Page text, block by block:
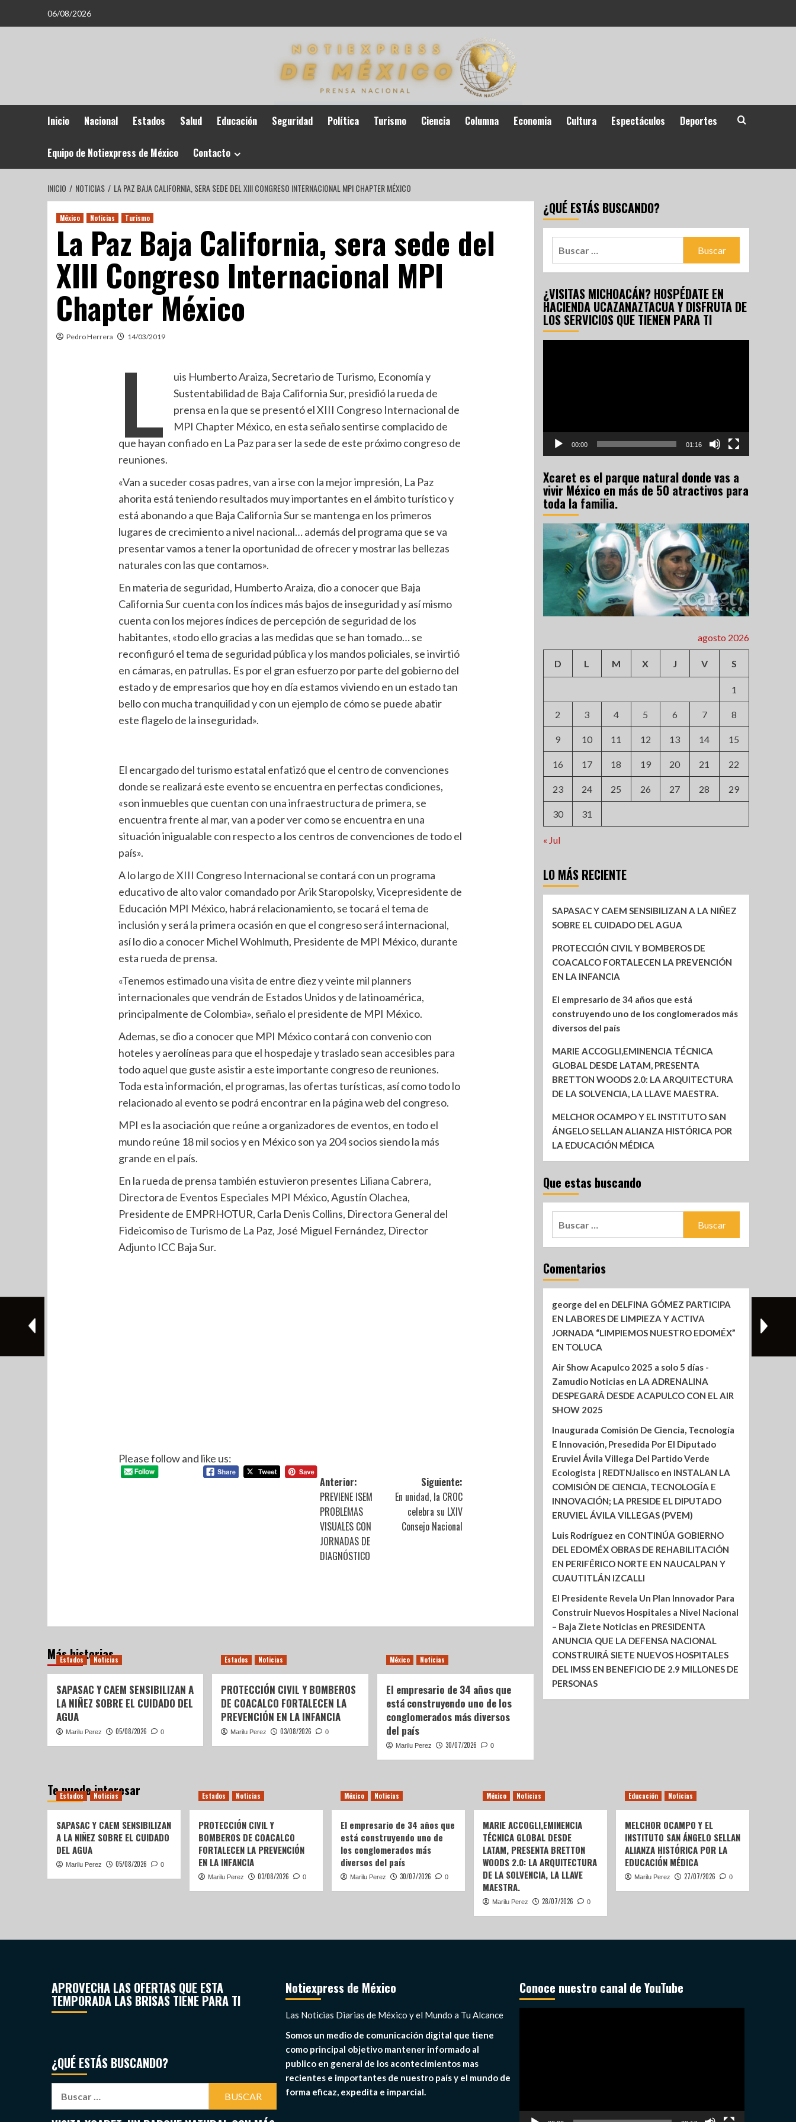
06/08/2026
Inicio Nacional Estados Salud Educación Seguridad Política Turismo Ciencia Columna Economia Cultura Espectáculos Deportes
Equipo de Notiexpress de México Contacto
INICIO NOTICIAS LA PAZ BAJA CALIFORNIA, SERA SEDE DEL XIII CONGRESO INTERNACIONAL MPI CHAPTER MÉXICO
México Noticias Turismo
La Paz Baja California, sera sede del
XIII Congreso Internacional MPI
Chapter México
Pedro Herrera 14/03/2019
L
uis Humberto Araiza, Secretario de Turismo, Economía y
Sustentabilidad de Baja California Sur, presidió la rueda de
prensa en la que se presentó el XIII Congreso Internacional de
MPI Chapter México, en esta señalo sentirse complacido de
que hayan confiado en La Paz para ser la sede de este próximo congreso de
reuniones.
«Van a suceder cosas padres, van a irse con la mejor impresión, La Paz
ahorita está teniendo resultados muy importantes en el ámbito turístico y
está abonando a que Baja California Sur se mantenga en los primeros
lugares de crecimiento a nivel nacional… además del programa que se va
presentar vamos a tener la oportunidad de ofrecer y mostrar las bellezas
naturales con las que contamos».
En materia de seguridad, Humberto Araiza, dio a conocer que Baja
California Sur cuenta con los índices más bajos de inseguridad y así mismo
cuenta con los mejores índices de percepción de seguridad de los
habitantes, «todo ello gracias a las medidas que se han tomado… se
reconfiguró el tema de seguridad pública y los mandos policiales, se invirtió
en cámaras, en patrullas. Es por el gran esfuerzo por parte del gobierno del
estado y de empresarios que hoy en día estamos viviendo en un estado tan
bello con mucha tranquilidad y con un ejemplo de cómo se puede abatir
este flagelo de la inseguridad».
El encargado del turismo estatal enfatizó que el centro de convenciones
donde se realizará este evento se encuentra en perfectas condiciones,
«son inmuebles que cuentan con una infraestructura de primera, se
encuentra frente al mar, van a poder ver como se encuentra en una
situación inigualable con respecto a los centros de convenciones de todo el
país».
A lo largo de XIII Congreso Internacional se contará con un programa
educativo de alto valor comandado por Arik Staropolsky, Vicepresidente de
Educación MPI México, habrá relacionamiento, se tocará el tema de
inclusión y será la primera ocasión en que el congreso será internacional,
así lo dio a conocer Michel Wohlmuth, Presidente de MPI México, durante
esta rueda de prensa.
«Tenemos estimado una visita de entre diez y veinte mil planners
internacionales que vendrán de Estados Unidos y de latinoamérica,
principalmente de Colombia», señalo el presidente de MPI México.
Ademas, se dio a conocer que MPI México contará con convenio con
hoteles y aerolíneas para que el hospedaje y traslado sean accesibles para
todo aquel que guste asistir a este importante congreso de reuniones.
Toda esta información, el programas, las ofertas turísticas, así como todo lo
relacionado al evento se podrá encontrar en la página web del congreso.
MPI es la asociación que reúne a organizadores de eventos, en todo el
mundo reúne 18 mil socios y en México son ya 204 socios siendo la más
grande en el país.
En la rueda de prensa también estuvieron presentes Liliana Cabrera,
Directora de Eventos Especiales MPI México, Agustín Olachea,
Presidente de EMPRHOTUR, Carla Denis Collins, Directora General del
Fideicomiso de Turismo de La Paz, José Miguel Fernández, Director
Adjunto ICC Baja Sur.
Please follow and like us:
Anterior:
PREVIENE ISEM
PROBLEMAS
VISUALES CON
JORNADAS DE
DIAGNÓSTICO
Siguiente:
En unidad, la CROC
celebra su LXIV
Consejo Nacional
Más historias
Estados Noticias
SAPASAC Y CAEM SENSIBILIZAN A
LA NIÑEZ SOBRE EL CUIDADO DEL
AGUA
Marilu Perez 05/08/2026 0
Estados Noticias
PROTECCIÓN CIVIL Y BOMBEROS
DE COACALCO FORTALECEN LA
PREVENCIÓN EN LA INFANCIA
Marilu Perez 03/08/2026 0
México Noticias
El empresario de 34 años que
está construyendo uno de los
conglomerados más diversos
del país
Marilu Perez 30/07/2026 0
¿QUÉ ESTÁS BUSCANDO?
¿VISITAS MICHOACÁN? HOSPÉDATE EN
HACIENDA UCAZANAZTACUA Y DISFRUTA DE
LOS SERVICIOS QUE TIENEN PARA TI
00:00 01:16
Xcaret es el parque natural donde vas a
vivir México en más de 50 atractivos para
toda la familia.
agosto 2026
D L M X J V S
1
2 3 4 5 6 7 8
9 10 11 12 13 14 15
16 17 18 19 20 21 22
23 24 25 26 27 28 29
30 31
« Jul
LO MÁS RECIENTE
SAPASAC Y CAEM SENSIBILIZAN A LA NIÑEZ
SOBRE EL CUIDADO DEL AGUA
PROTECCIÓN CIVIL Y BOMBEROS DE
COACALCO FORTALECEN LA PREVENCIÓN
EN LA INFANCIA
El empresario de 34 años que está
construyendo uno de los conglomerados más
diversos del país
MARIE ACCOGLI,EMINENCIA TÉCNICA
GLOBAL DESDE LATAM, PRESENTA
BRETTON WOODS 2.0: LA ARQUITECTURA
DE LA SOLVENCIA, LA LLAVE MAESTRA.
MELCHOR OCAMPO Y EL INSTITUTO SAN
ÁNGELO SELLAN ALIANZA HISTÓRICA POR
LA EDUCACIÓN MÉDICA
Que estas buscando
Comentarios
george del en DELFINA GÓMEZ PARTICIPA
EN LABORES DE LIMPIEZA Y ACTIVA
JORNADA “LIMPIEMOS NUESTRO EDOMÉX”
EN TOLUCA
Air Show Acapulco 2025 a solo 5 días -
Zamudio Noticiasen LA ADRENALINA
DESPEGARÁ DESDE ACAPULCO CON EL AIR
SHOW 2025
Inaugurada Comisión De Ciencia, Tecnología
E Innovación, Presedida Por El Diputado
Eruviel Ávila Villega Del Partido Verde
Ecologista | REDTNJaliscoen INSTALAN LA
COMISIÓN DE CIENCIA, TECNOLOGÍA E
INNOVACIÓN; LA PRESIDE EL DIPUTADO
ERUVIEL ÁVILA VILLEGAS (PVEM)
Luis Rodríguez en CONTINÚA GOBIERNO
DEL EDOMÉX OBRAS DE REHABILITACIÓN
EN PERIFÉRICO NORTE EN NAUCALPAN Y
CUAUTITLÁN IZCALLI
El Presidente Revela Un Plan Innovador Para
Construir Nuevos Hospitales a Nivel Nacional
– Baja Ziete Noticiasen PRESIDENTA
ANUNCIA QUE LA DEFENSA NACIONAL
CONSTRUIRÁ SIETE NUEVOS HOSPITALES
DEL IMSS EN BENEFICIO DE 2.9 MILLONES DE
PERSONAS
Te puede interesar
Estados Noticias
SAPASAC Y CAEM SENSIBILIZAN
A LA NIÑEZ SOBRE EL CUIDADO
DEL AGUA
Marilu Perez 05/08/2026 0
Estados Noticias
PROTECCIÓN CIVIL Y
BOMBEROS DE COACALCO
FORTALECEN LA PREVENCIÓN
EN LA INFANCIA
Marilu Perez 03/08/2026 0
México Noticias
El empresario de 34 años que
está construyendo uno de
los conglomerados más
diversos del país
Marilu Perez 30/07/2026 0
México Noticias
MARIE ACCOGLI,EMINENCIA
TÉCNICA GLOBAL DESDE
LATAM, PRESENTA BRETTON
WOODS 2.0: LA ARQUITECTURA
DE LA SOLVENCIA, LA LLAVE
MAESTRA.
Marilu Perez 28/07/2026 0
Educación Noticias
MELCHOR OCAMPO Y EL
INSTITUTO SAN ÁNGELO SELLAN
ALIANZA HISTÓRICA POR LA
EDUCACIÓN MÉDICA
Marilu Perez 27/07/2026 0
APROVECHA LAS OFERTAS QUE ESTA
TEMPORADA LAS BRISAS TIENE PARA TI
¿QUÉ ESTÁS BUSCANDO?
Notiexpress de México
Las Noticias Diarias de México y el Mundo a Tu Alcance
Somos un medio de comunicación digital que tiene
como principal objetivo mantener informado al
publico en general de los acontecimientos mas
recientes e importantes de nuestro país y el mundo de
forma eficaz, expedita e imparcial.
Conoce nuestro canal de YouTube